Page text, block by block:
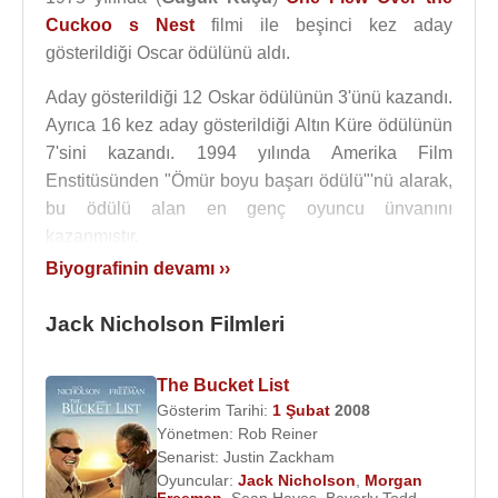
Cuckoo s Nest filmi ile beşinci kez aday
gösterildiği Oscar ödülünü aldı.
Aday gösterildiği 12 Oskar ödülünün 3'ünü kazandı.
Ayrıca 16 kez aday gösterildiği Altın Küre ödülünün
7'sini kazandı. 1994 yılında Amerika Film
Enstitüsünden "Ömür boyu başarı ödülü"'nü alarak,
bu ödülü alan en genç oyuncu ünvanını
1981 yılında çekilen “
filmindeJokerrolü ile hafızalara kazındı.
Jack Nicholson, 17 Haziran 1962 tarihinde Sandra
Knight ile evlendi. 8 Ağustos1968 tarihinde
boşandı. Jennifer Nicholson (d. 1963) adında bir
kızı oldu.
Biyografinin devamı ››
Jack Nicholson Filmleri
The Bucket List
Gösterim Tarihi: 1 Şubat 2008
Yönetmen: Rob Reiner
Senarist: Justin Zackham
Oyuncular: Jack Nicholson
Morgan